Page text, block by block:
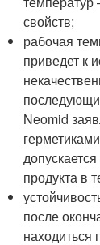
свойств;
рабочая
приведет к
Neomid
продукта в
после